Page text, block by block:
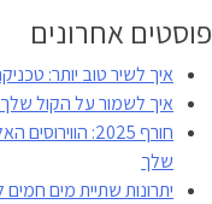
פוסטים אחרונים
איך לשיר טוב יותר:
איך לשמור על הקול שלך
חורף 2025:
שלך
יתרונות שתיית מים